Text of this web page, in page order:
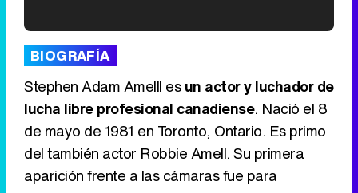
Tráiler de '33 días', la nueva serie de Atresplayer con Julián Villagrán y José Manuel Poga
BIOGRAFÍA
Stephen Adam Amelll esun actor y luchador de
lucha libre profesional canadiense. Nació el 8
de mayo de 1981 en Toronto, Ontario. Es primo
del también actor Robbie Amell. Su primera
aparición frente a las cámaras fue para